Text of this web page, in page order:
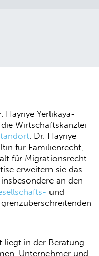
Hayriye Yerlikaya-
Wirtschaftskanzlei
. Dr. Hayriye
für Familienrecht,
für Migrationsrecht.
erweitern sie das
an den
und
liegt in der Beratung
Unternehmer und